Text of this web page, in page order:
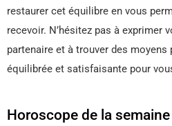
restaurer cet équilibre en vous
recevoir. N’hésitez pas à exprimer
partenaire et à trouver des
équilibrée et satisfaisante pour
Horoscope de la